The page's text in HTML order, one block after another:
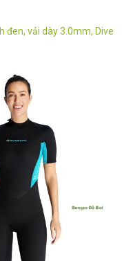
đen, vải dày 3.0mm, Dive